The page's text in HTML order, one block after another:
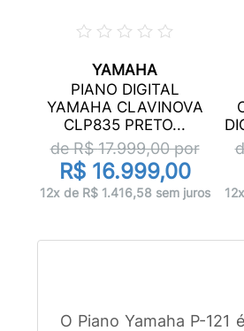
YAMAHA
PIANO DIGITAL
YAMAHA CLAVINOVA
CLP835 PRETO...
de R$17.999,00por
R$ 16.999,00
12x de R$ 1.416,58 sem juros
O Piano Yamaha P-